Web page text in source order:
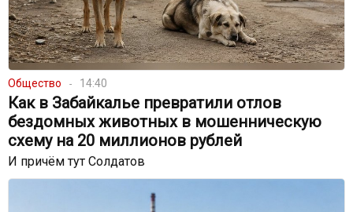
Общество 14:40
Как в Забайкалье превратили отлов
бездомных животных в мошенническую
схему на 20 миллионов рублей
И причём тут Солдатов